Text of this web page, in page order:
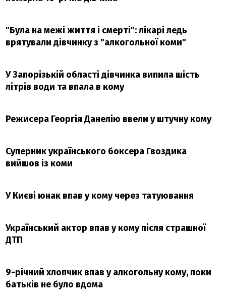
"Була на межі життя і смерті": лікарі ледь
врятували дівчинку з "алкогольної коми"
У Запорізькій області дівчинка випила шість
літрів води та впала в кому
Режисера Георгія Данелію ввели у штучну кому
Суперник українського боксера Гвоздика
вийшов із коми
У Києві юнак впав у кому через татуювання
Український актор впав у кому після страшної
ДТП
9-річний хлопчик впав у алкогольну кому, поки
батьків не було вдома